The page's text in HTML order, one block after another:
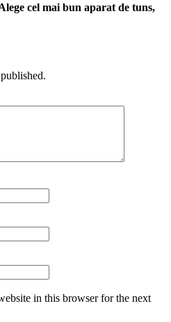
cel mai bun aparat de tuns,
in this browser for the next